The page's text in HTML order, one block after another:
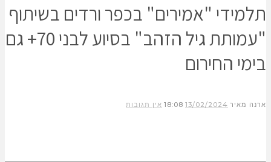
תלמידי "אמירים" בכפר ורדים בשיתוף
"עמותת גיל הזהב" בסיוע לבני 70+ גם
בימי החירום
ארנה מאיר 13/02/2024
18:08 אין תגובות